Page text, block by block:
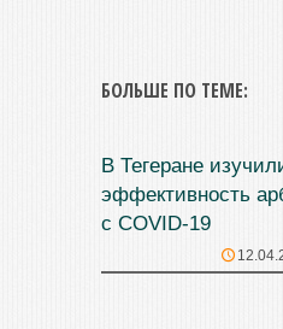
БОЛЬШЕ ПО ТЕМЕ:
В Тегеране
эффективность
с COVID-19